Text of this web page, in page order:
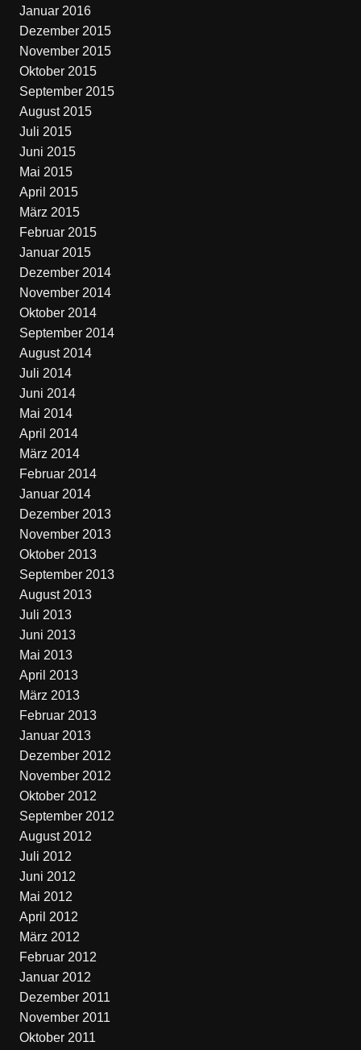
Januar 2016
Dezember 2015
November 2015
Oktober 2015
September 2015
August 2015
Juli 2015
Juni 2015
Mai 2015
April 2015
März 2015
Februar 2015
Januar 2015
Dezember 2014
November 2014
Oktober 2014
September 2014
August 2014
Juli 2014
Juni 2014
Mai 2014
April 2014
März 2014
Februar 2014
Januar 2014
Dezember 2013
November 2013
Oktober 2013
September 2013
August 2013
Juli 2013
Juni 2013
Mai 2013
April 2013
März 2013
Februar 2013
Januar 2013
Dezember 2012
November 2012
Oktober 2012
September 2012
August 2012
Juli 2012
Juni 2012
Mai 2012
April 2012
März 2012
Februar 2012
Januar 2012
Dezember 2011
November 2011
Oktober 2011